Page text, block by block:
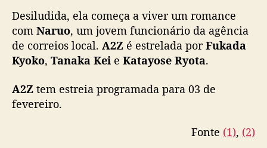
a
j
a
p
n
深田恭子✖️#片寄涼太✖️#田中圭豪華俳優陣が集
結❗️
AからZまでの26文字で辿る、スタイリッシュな
大人のラブストーリー
▶️2月3日(金)独占配信開始
https://t.co/rpAMP5dFK5
Desiludida, ela começa a viver um romance
com Naruo, um jovem funcionário da agência
de correios local. A2Z é estrelada porFukada
Kyoko, Tanaka Kei e Katayose Ryota.
A2Z tem estreia programada para 03 de
fevereiro.
Fonte (1), (2)